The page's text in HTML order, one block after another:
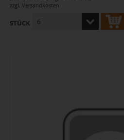
zzgl. Versandkosten
STÜCK